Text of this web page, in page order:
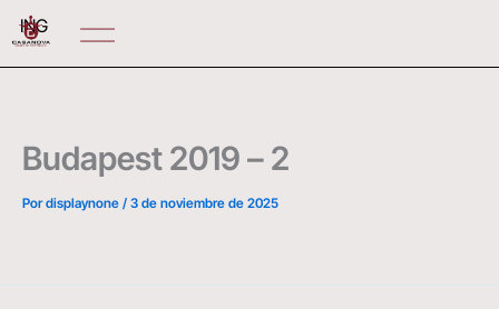
contenido
ING
Budapest 2019 – 2
Pordisplaynone / 3 de noviembre de 2025